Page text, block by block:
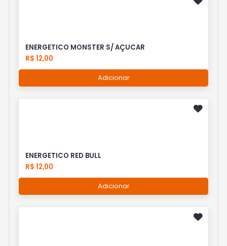
ENERGETICO MONSTER S/ AÇUCAR
R$ 12,00
Adicionar
ENERGETICO RED BULL
R$ 12,00
Adicionar